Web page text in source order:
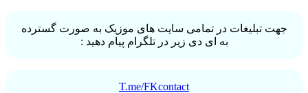
جهت تبلیغات در تمامی سایت های موزیک به صورت گسترده
به ای دی زیر در تلگرام پیام دهید :
T.me/FKcontact